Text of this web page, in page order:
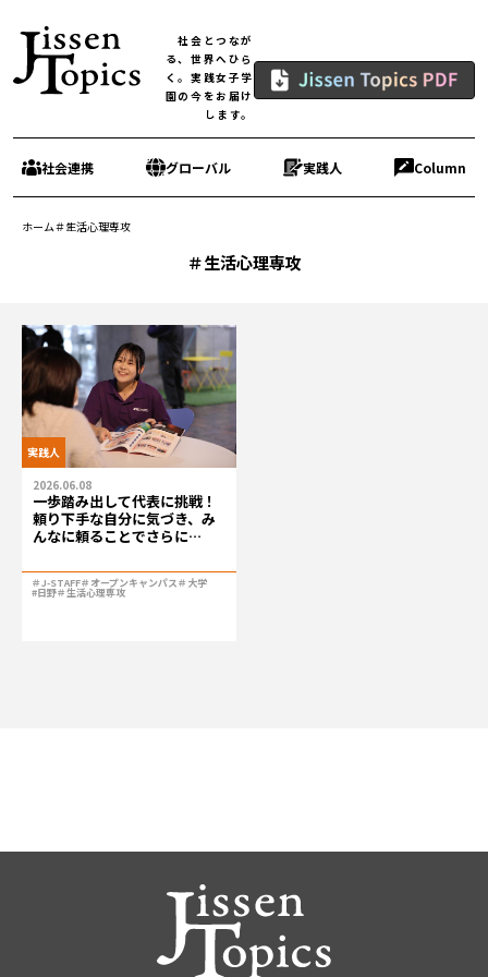
社会とつなが
る、世界へひら
く。実践女子学
園の今をお届け
します。
社会連携 グローバル 実践人 Column
ホーム＃生活心理専攻
＃生活心理専攻
実践人
2026.06.08
一歩踏み出して代表に挑戦！
頼り下手な自分に気づき、み
んなに頼ることでさらに…
＃J-STAFF＃オープンキャンパス＃大学
#日野＃生活心理専攻